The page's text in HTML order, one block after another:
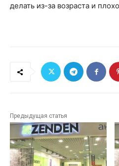
делать из-за возраста и
Предыдущая статья